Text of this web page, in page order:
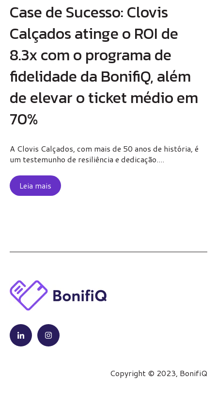
Case de Sucesso: Clovis
Calçados atinge o ROI de
8.3x com o programa de
fidelidade da BonifiQ, além
de elevar o ticket médio em
70%
A Clovis Calçados, com mais de 50 anos de história, é
um testemunho de resiliência e dedicação....
Leia mais
Copyright © 2023, BonifiQ